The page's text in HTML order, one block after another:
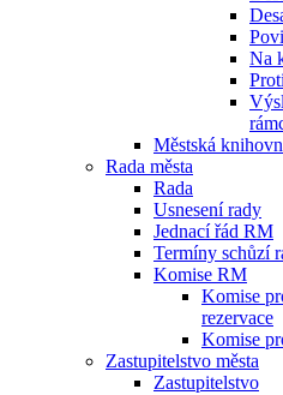
Na
Městská
Rada města
Rada
Usnesení rady
Jednací řád RM
Termíny schůzí
Komise RM
Komise
rezervace
Komise
Zastupitelstvo města
Zastupitelstvo